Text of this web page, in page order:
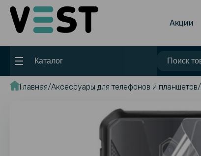
Акции
Каталог
Главная Аксессуары для телефонов и планшетов